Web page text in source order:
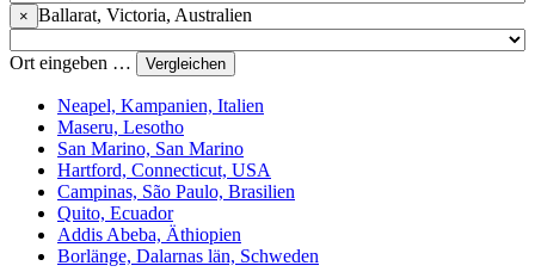
× Ballarat, Victoria, Australien
Ort eingeben … Vergleichen
Neapel, Kampanien, Italien
Maseru, Lesotho
San Marino, San Marino
Hartford, Connecticut, USA
Campinas, São Paulo, Brasilien
Quito, Ecuador
Addis Abeba, Äthiopien
Borlänge, Dalarnas län, Schweden